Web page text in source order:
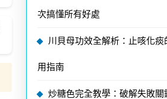
次搞懂所有好處
川貝母功效全解析：止咳化
用指南
炒糖色完全教學：破解失敗